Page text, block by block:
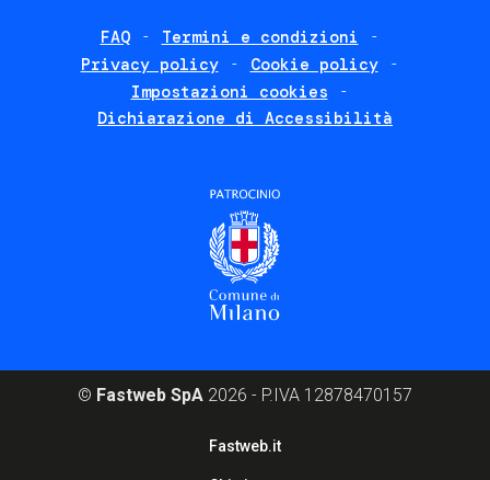
FAQ
Termini e condizioni
Privacy policy
Cookie policy
Impostazioni cookies
Dichiarazione di Accessibilità
© Fastweb SpA 2026 - P.IVA 12878470157
Fastweb.it